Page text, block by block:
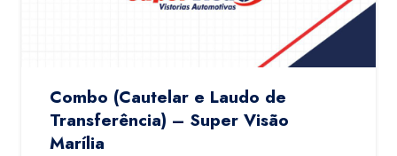
Combo (Cautelar e Laudo de
Transferência) – Super Visão
Marília